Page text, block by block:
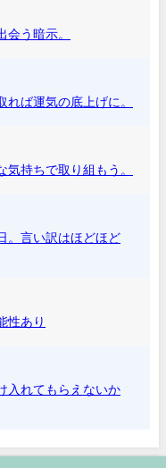
会う暗示。
れば運気の底上げに。
気持ちで取り組もう。
。言い訳はほどほど
性あり
入れてもらえないか